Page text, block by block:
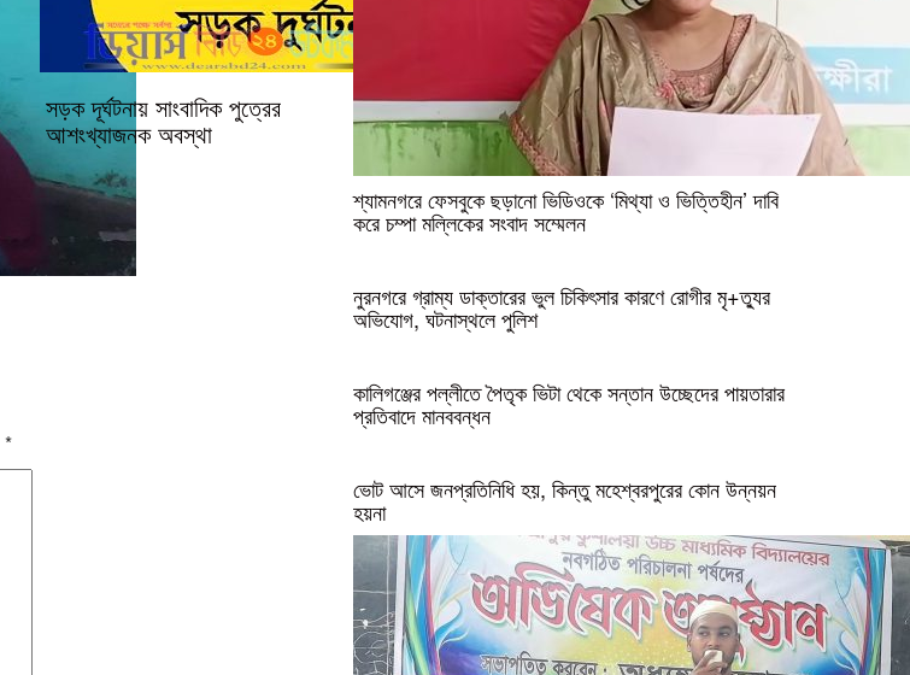
সড়ক দূর্ঘটনায় সাংবাদিক পুত্রের
আশংখ্যাজনক অবস্থা
*
শ্যামনগরে ফেসবুকে ছড়ানো ভিডিওকে ‘মিথ্যা ও ভিত্তিহীন’ দাবি
করে চম্পা মল্লিকের সংবাদ সম্মেলন
নুরনগরে গ্রাম্য ডাক্তারের ভুল চিকিৎসার কারণে রোগীর মৃ+ত্যুর
অভিযোগ, ঘটনাস্থলে পুলিশ
কালিগঞ্জের পল্লীতে পৈতৃক ভিটা থেকে সন্তান উচ্ছেদের পায়তারার
প্রতিবাদে মানববন্ধন
ভোট আসে জনপ্রতিনিধি হয়, কিন্তু মহেশ্বরপুরের কোন উন্নয়ন
হয়না